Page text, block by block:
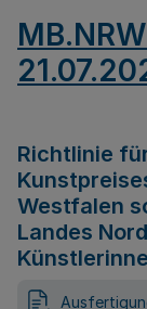
Richtlinie
Westfalen
Landes